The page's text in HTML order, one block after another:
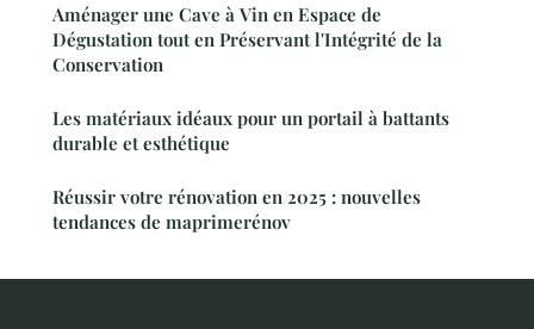
Aménager une Cave à Vin en Espace de
Dégustation tout en Préservant l'Intégrité de la
Conservation
Les matériaux idéaux pour un portail à battants
durable et esthétique
Réussir votre rénovation en 2025 : nouvelles
tendances de maprimerénov